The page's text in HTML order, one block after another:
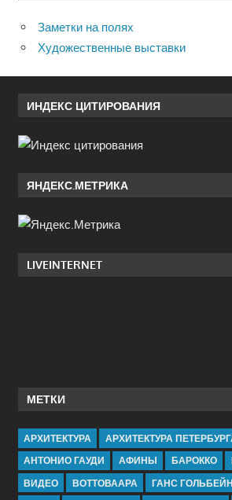
Заметки на полях
Художественные выставки
ИНДЕКС ЦИТИРОВАНИЯ
ЯНДЕКС.МЕТРИКА
LIVEINTERNET
МЕТКИ
АРХИТЕКТУРА
АРХИТЕКТУРА
АНТОНИО ГАУДИ
АФИНЫ БАРОККО
ВИДЕО
ВОТТОВААРА
ГАНС